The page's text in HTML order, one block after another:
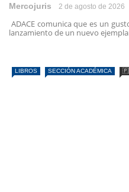
Mercojuris 2 de agosto de 2026
ADACE comunica que es un
lanzamiento de un nuevo
LIBROS SECCIÓN ACADÉMICA